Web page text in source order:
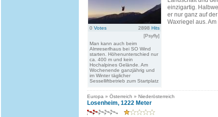
0 Votes 2898 Hits
[Psyfly]
Man kann auch beim
Almreserlhaus bei SO Wind
starten. Höhenunterschied nur
ca. 400 m und kein
Hochalpines Gelände. Am
Wochenende ganzjährig und
im Winter täglicher
Sesselliftbetrieb zum Startplatz
einzigartig.
er nur ganz auf
Waxriegel aus. Am
Europa » Österreich » Niederösterreich
Losenheim, 1222 Meter